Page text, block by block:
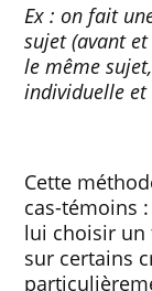
Ex : on fait
sujet (avant
le même
individuelle et
Cette
cas-témoins
lui choisir un
sur certains